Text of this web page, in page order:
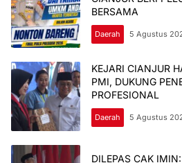
BERSAMA
Daerah 5 Agustus
KEJARI CIANJUR
PMI, DUKUNG
PROFESIONAL
Daerah 5 Agustus
DILEPAS CAK